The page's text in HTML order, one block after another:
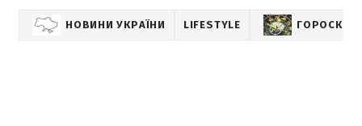
НОВИНИ УКРАЇНИ LIFESTYLE ГОРОСКОП